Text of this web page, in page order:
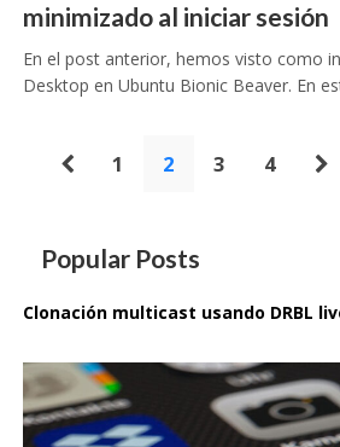
minimizado al iniciar sesión
En el post anterior, hemos visto como
Desktop en Ubuntu Bionic Beaver. En
Paginación
1 2 3 4
Popular Posts
Clonación multicast usando DRBL